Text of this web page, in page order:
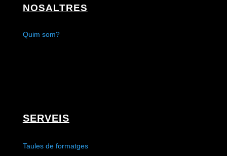
NOSALTRES
Quim som?
SERVEIS
Taules de formatges